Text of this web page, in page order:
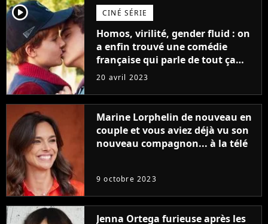
player2 CINÉ SÉRIE
Homos, virilité, gender fluid : on
a enfin trouvé une comédie
française qui parle de tout ça
sans être super ringarde
20 avril 2023
Marine Lorphelin de nouveau en
couple et vous aviez déjà vu son
nouveau compagnon... à la télé
9 octobre 2023
Jenna Ortega furieuse après les